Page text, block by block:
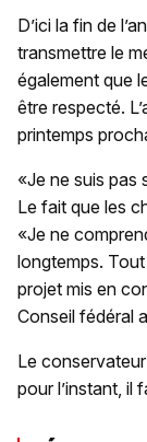
D’ici la fin de
transmettre le
également que
être respecté.
printemps
«Je ne suis pas
Le fait que les
«Je ne
longtemps.
projet mis en
Conseil fédéral
Le
pour l’instant, il